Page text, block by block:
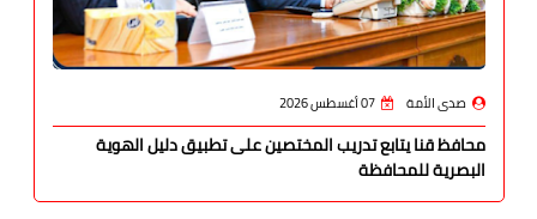
صدى الأمة 07 أغسطس 2026
محافظ قنا يتابع تدريب المختصين على تطبيق دليل الهوية
البصرية للمحافظة